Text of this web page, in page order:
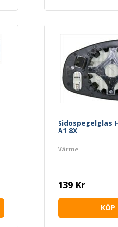
Sidospegelglas
A1 8X
Värme
139 Kr
KÖP